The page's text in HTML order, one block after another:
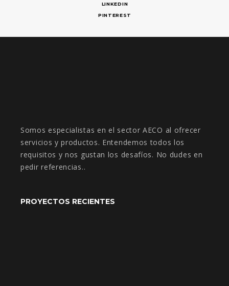
LINKEDIN
PINTEREST
Somos especialistas en el sector AECO al ofrecer
servicios y productos. Entendemos todos los
requisitos y nos gustan los desafíos. No dudes en
pedir referencias..
PROYECTOS RECIENTES